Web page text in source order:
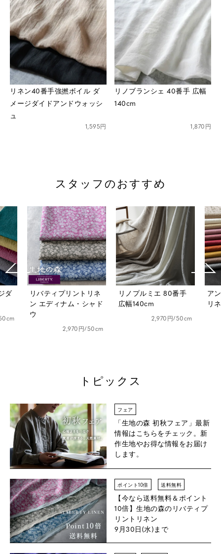
※詳しくはこちら
リネン40番手強撚ボイル ダ
メージダイドアンドウォッシ
ュ
1,595円
リノブランシェ 40番手 広幅
140cm
1,870円
スタッフのおすすめ
ダ
リバティプリントリネ
ン エディナム・シャド
ウ
2,970円/50cm
リノプルミエ 80番手
広幅140cm
2,970円/50cm
ア
リ
トピックス
フェア
「生地の森 初秋フェア」最新
情報はこちらをチェック。新
作生地やお得な情報をお届け
します。
ポイント10倍 送料無料
【今なら送料無料＆ポイント
10倍】生地の森のリバティプ
リントリネン
9月30日(水)まで